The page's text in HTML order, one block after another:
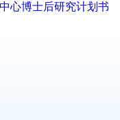
心博士后研究计划书